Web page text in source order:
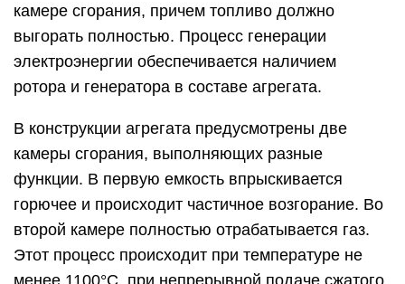
камере сгорания, причем топливо должно
выгорать полностью. Процесс генерации
электроэнергии обеспечивается наличием
ротора и генератора в составе агрегата.
В конструкции агрегата предусмотрены две
камеры сгорания, выполняющих разные
функции. В первую емкость впрыскивается
горючее и происходит частичное возгорание. Во
второй камере полностью отрабатывается газ.
Этот процесс происходит при температуре не
менее 1100°С, при непрерывной подаче сжатого